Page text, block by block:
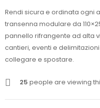
Rendi sicura e ordinata ogni
transenna modulare da
pannello rifrangente ad alta
cantieri, eventi e
collegare e spostare.
25 people are viewing